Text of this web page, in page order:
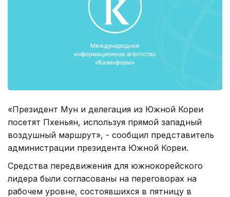
«Президент Мун и делегация из Южной Кореи
посетят Пхеньян, используя прямой западный
воздушный маршрут», - сообщил представитель
администрации президента Южной Кореи.
Средства передвижения для южнокорейского
лидера были согласованы на переговорах на
рабочем уровне, состоявшихся в пятницу в